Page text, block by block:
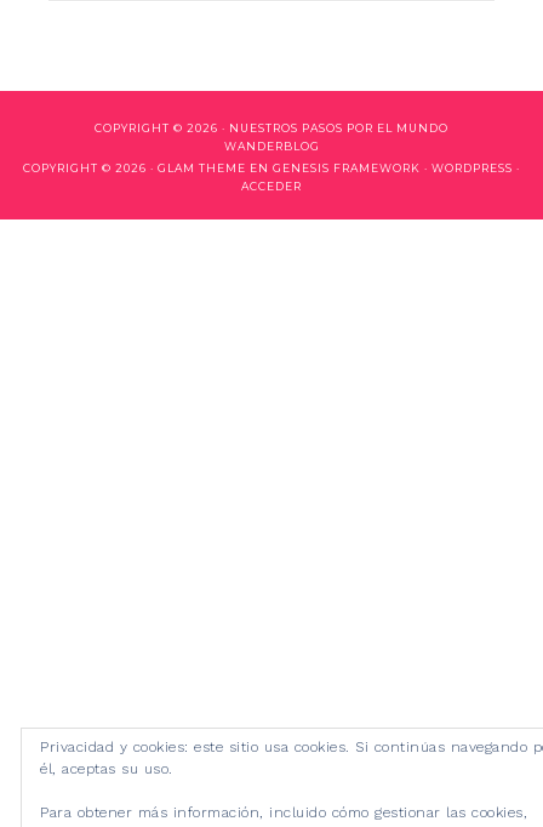
COPYRIGHT © 2026 · NUESTROS PASOS POR EL MUNDO
WANDERBLOG
COPYRIGHT © 2026 · GLAM THEME EN GENESIS FRAMEWORK · WORDPRESS ·
ACCEDER
Privacidad y cookies: este sitio usa cookies. Si continúas navegando
él, aceptas su uso.
Para obtener más información, incluido cómo gestionar las cookies,